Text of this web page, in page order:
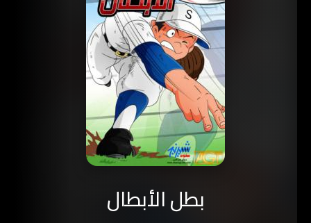
بطل الأبطال